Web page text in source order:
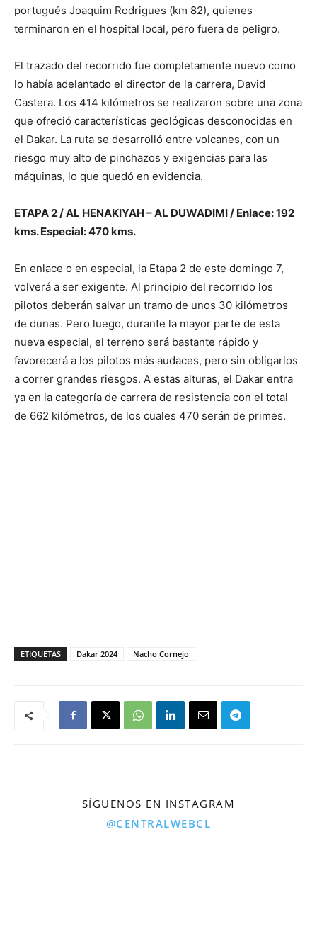
portugués Joaquim Rodrigues (km 82), quienes
terminaron en el hospital local, pero fuera de peligro.
El trazado del recorrido fue completamente nuevo como
lo había adelantado el director de la carrera, David
Castera. Los 414 kilómetros se realizaron sobre una zona
que ofreció características geológicas desconocidas en
el Dakar. La ruta se desarrolló entre volcanes, con un
riesgo muy alto de pinchazos y exigencias para las
máquinas, lo que quedó en evidencia.
ETAPA 2 / AL HENAKIYAH – AL DUWADIMI / Enlace: 192
kms. Especial: 470 kms.
En enlace o en especial, la Etapa 2 de este domingo 7,
volverá a ser exigente. Al principio del recorrido los
pilotos deberán salvar un tramo de unos 30 kilómetros
de dunas. Pero luego, durante la mayor parte de esta
nueva especial, el terreno será bastante rápido y
favorecerá a los pilotos más audaces, pero sin obligarlos
a correr grandes riesgos. A estas alturas, el Dakar entra
ya en la categoría de carrera de resistencia con el total
de 662 kilómetros, de los cuales 470 serán de primes.
ETIQUETAS Dakar 2024 Nacho Cornejo
SÍGUENOS EN INSTAGRAM
@CENTRALWEBCL